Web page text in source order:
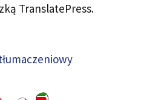
TranslatePress.